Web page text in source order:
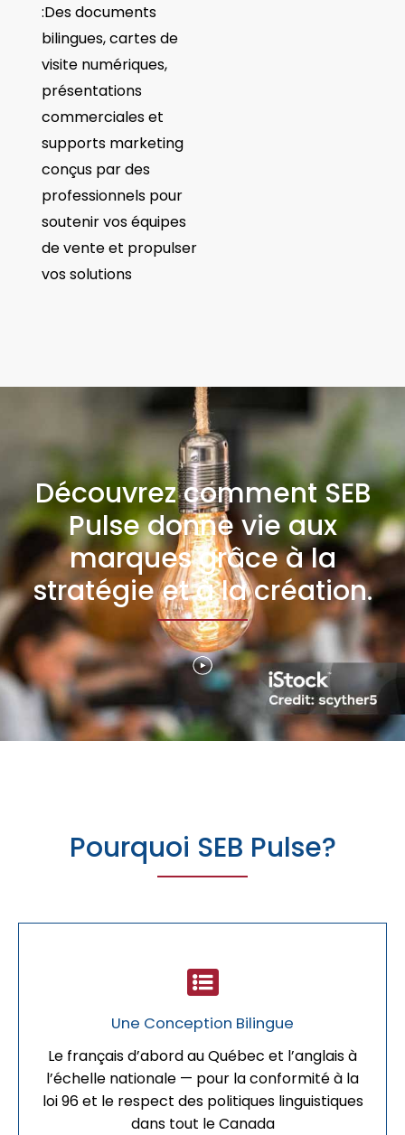
:Des documents
bilingues, cartes de
visite numériques,
présentations
commerciales et
supports marketing
conçus par des
professionnels pour
soutenir vos équipes
de vente et propulser
vos solutions
Découvrez comment SEB
Pulse donne vie aux
marques grâce à la
stratégie et à la création.
Pourquoi SEB Pulse?
Une Conception Bilingue
Le français d’abord au Québec et l’anglais à
l’échelle nationale — pour la conformité à la
loi 96 et le respect des politiques linguistiques
dans tout le Canada